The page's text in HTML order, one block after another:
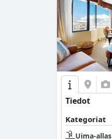
Tiedot
Kategoriat
Uima-allas